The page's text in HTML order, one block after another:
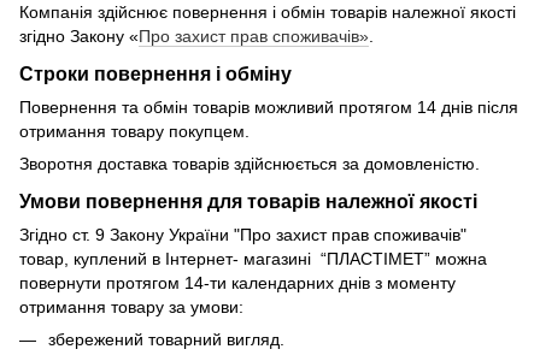
Компанія здійснює повернення і обмін товарів належної якості
згідно Закону «Про захист прав споживачів»
Строки повернення і обміну
Повернення та обмін товарів можливий протягом 14 днів після
отримання товару покупцем.
Зворотня доставка товарів здійснюється за домовленістю.
Умови повернення для товарів належної якості
Згідно ст. 9 Закону України "Про захист прав споживачів"
товар, куплений в Інтернет- магазині “ПЛАСТІМЕТ” можна
повернути протягом 14-ти календарних днів з моменту
отримання товару за умови:
збережений товарний вигляд.